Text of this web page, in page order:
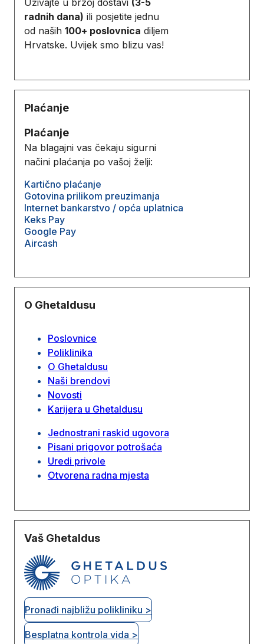
radnih dana) ili posjetite jednu
od naših 100+ poslovnica diljem
Hrvatske. Uvijek smo blizu vas!
Plaćanje
Plaćanje
Na blagajni vas čekaju sigurni
načini plaćanja po vašoj želji:
Kartično plaćanje
Gotovina prilikom preuzimanja
Internet bankarstvo / opća uplatnica
Keks Pay
Google Pay
Aircash
O Ghetaldusu
Poslovnice
Poliklinika
O Ghetaldusu
Naši brendovi
Novosti
Karijera u Ghetaldusu
Jednostrani raskid ugovora
Pisani prigovor potrošaća
Uredi privole
Otvorena radna mjesta
Vaš Ghetaldus
Pronađi najbližu polikliniku >
Besplatna kontrola vida >